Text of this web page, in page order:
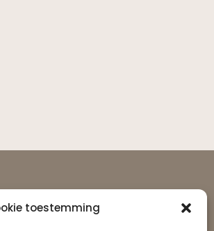
toestemming